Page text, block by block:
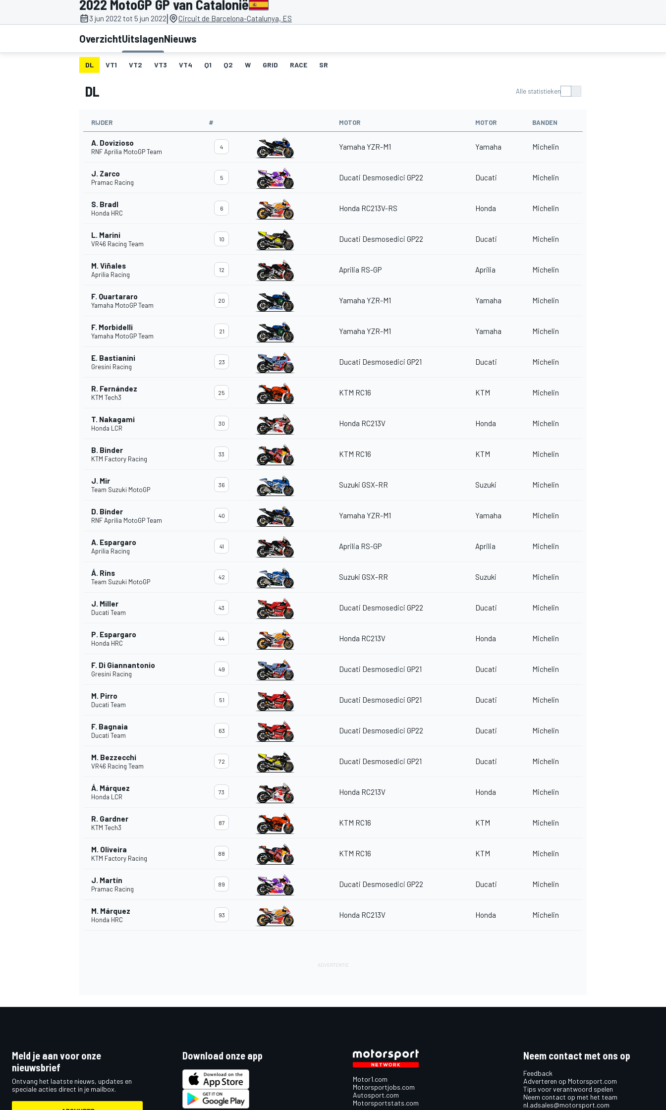
INDYCAR
2022 MotoGP GP van Catalonië
3 jun 2022 tot 5 jun 2022| Circuit de Barcelona-Catalunya, ES
OverzichtUitslagenNieuws
DL VT1 VT2 VT3 VT4 Q1 Q2 W GRID RACE SR
DL Alle statistieken
RIJDER # MOTOR MOTOR BANDEN
A. Dovizioso
RNF Aprilia MotoGP Team
4 Yamaha YZR-M1 Yamaha Michelin
J. Zarco
Pramac Racing
5 Ducati Desmosedici GP22 Ducati Michelin
S. Bradl
Honda HRC
6 Honda RC213V-RS Honda Michelin
L. Marini
VR46 Racing Team
10 Ducati Desmosedici GP22 Ducati Michelin
M. Viñales
Aprilia Racing
12 Aprilia RS-GP Aprilia Michelin
F. Quartararo
Yamaha MotoGP Team
20 Yamaha YZR-M1 Yamaha Michelin
F. Morbidelli
Yamaha MotoGP Team
21 Yamaha YZR-M1 Yamaha Michelin
E. Bastianini
Gresini Racing
23 Ducati Desmosedici GP21 Ducati Michelin
R. Fernández
KTM Tech3
25 KTM RC16 KTM Michelin
T. Nakagami
Honda LCR
30 Honda RC213V Honda Michelin
B. Binder
KTM Factory Racing
33 KTM RC16 KTM Michelin
J. Mir
Team Suzuki MotoGP
36 Suzuki GSX-RR Suzuki Michelin
D. Binder
RNF Aprilia MotoGP Team
40 Yamaha YZR-M1 Yamaha Michelin
A. Espargaro
Aprilia Racing
41 Aprilia RS-GP Aprilia Michelin
Á. Rins
Team Suzuki MotoGP
42 Suzuki GSX-RR Suzuki Michelin
J. Miller
Ducati Team
43 Ducati Desmosedici GP22 Ducati Michelin
P. Espargaro
Honda HRC
44 Honda RC213V Honda Michelin
F. Di Giannantonio
Gresini Racing
49 Ducati Desmosedici GP21 Ducati Michelin
M. Pirro
Ducati Team
51 Ducati Desmosedici GP21 Ducati Michelin
F. Bagnaia
Ducati Team
63 Ducati Desmosedici GP22 Ducati Michelin
M. Bezzecchi
VR46 Racing Team
72 Ducati Desmosedici GP21 Ducati Michelin
Á. Márquez
Honda LCR
73 Honda RC213V Honda Michelin
R. Gardner
KTM Tech3
87 KTM RC16 KTM Michelin
M. Oliveira
KTM Factory Racing
88 KTM RC16 KTM Michelin
J. Martín
Pramac Racing
89 Ducati Desmosedici GP22 Ducati Michelin
M. Márquez
Honda HRC
93 Honda RC213V Honda Michelin
Meld je aan voor onze
nieuwsbrief
Ontvang het laatste nieuws, updates en
speciale acties direct in je mailbox.
Download onze app
Motor1.com
Motorsportjobs.com
Autosport.com
Motorsportstats.com
Neem contact met ons op
Feedback
Adverteren op Motorsport.com
Tips voor verantwoord spelen
Neem contact op met het team
nl.adsales@motorsport.com